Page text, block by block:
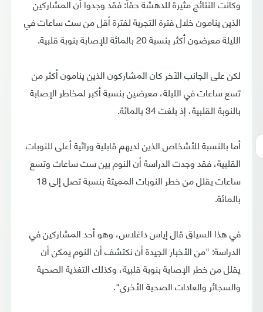
وكانت النتائج مثيرة للدهشة حقاً: فقد وجدوا أن المشاركين
الذين ينامون خلال فترة التجربة لفترة أقل من ست ساعات في
الليلة معرضون أكثر بنسبة 20 بالمائة للإصابة بنوبة قلبية.
لكن على الجانب الآخر كان المشاركون الذين ينامون أكثر من
تسع ساعات في الليلة، معرضين بنسبة أكبر لمخاطر الإصابة
بالنوبة القلبية، إذ بلغت 34 بالمائة.
أما بالنسبة للأشخاص الذين لديهم قابلية وراثية أعلى للنوبات
القلبية، فقد وجدت الدراسة أن النوم بين ست ساعات وتسع
ساعات يقلل من خطر النوبات المميتة بنسبة تصل إلى 18
بالمائة.
في هذا السياق قال إياس داغلاس، وهو أحد المشاركين في
الدراسة: "من الأخبار الجيدة أن نكتشف أن النوم يمكن أن
يقلل من خطر الإصابة بنوبة قلبية، وكذلك التغذية الصحية
والسجائر والعادات الصحية الأخرى".